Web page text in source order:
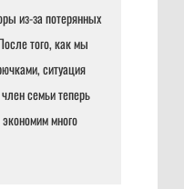
из-за потерянных
того, как мы
ситуация
семьи теперь
много